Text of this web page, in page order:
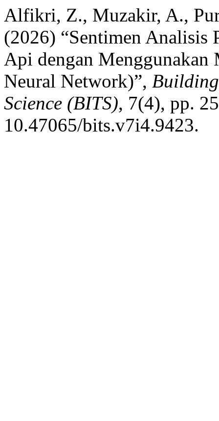
Alfikri, Z., Muzakir, A.,
(2026) “Sentimen Analisis
Api dengan
Neural Network)”,
Science (BITS), 7(4), pp.
10.47065/bits.v7i4.9423.